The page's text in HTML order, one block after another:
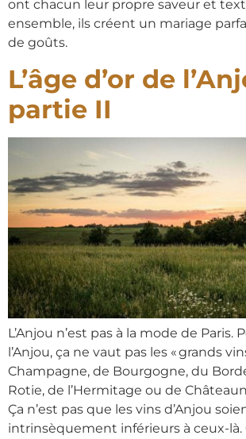
ont chacun leur propre saveur et
ensemble, ils créent un mariage
de goûts.
L’âge d’or de
partie II
L’Anjou n’est pas à la mode de Paris.
l’Anjou, ça ne vaut pas les « grands
Champagne, de Bourgogne, du
Rotie, de l’Hermitage ou de
Ça n’est pas que les vins d’Anjou
intrinsèquement inférieurs à ceux-là.